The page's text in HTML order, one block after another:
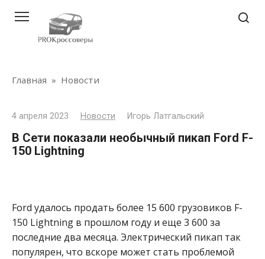
контенту
Главная » Новости
4 апреля 2023 Новости Игорь Латгальский
В Сети показали необычный пикап Ford F-
150 Lightning
Ford удалось продать более 15 600 грузовиков F-
150 Lightning в прошлом году и еще 3 600 за
последние два месяца. Электрический пикап так
популярен, что вскоре может стать проблемой